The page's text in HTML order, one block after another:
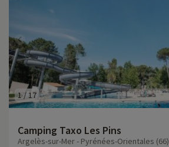
1/17
Camping Taxo Les Pins
Argelès-sur-Mer - Pyrénées-Orientales (66)